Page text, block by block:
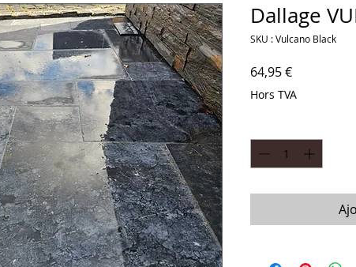
Dallage
SKU : Vulcano Black
64,95 €Prix
Hors TVA